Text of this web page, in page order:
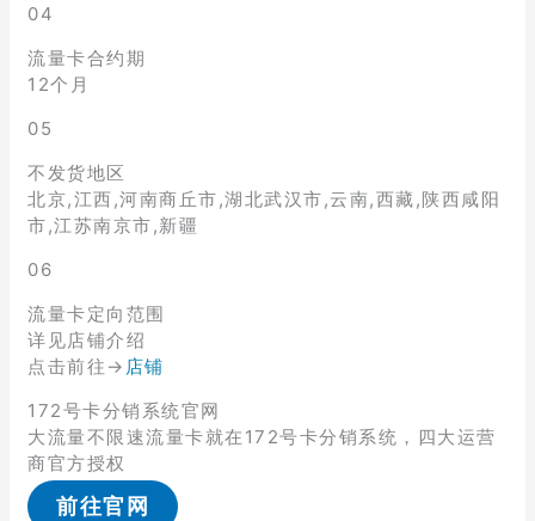
04
流量卡合约期
12个月
05
不发货地区
北京,江西,河南商丘市,湖北武汉市,云南,西藏,陕西咸阳
市,江苏南京市,新疆
06
流量卡定向范围
详见店铺介绍
点击前往→ 店铺
172号卡分销系统官网
大流量不限速流量卡就在172号卡分销系统，四大运营
商官方授权
前往官网